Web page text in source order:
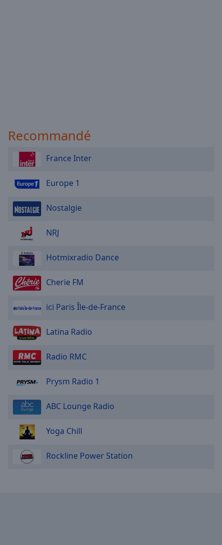
Recommandé
France Inter
Europe 1
Nostalgie
NRJ
Hotmixradio Dance
Cherie FM
ici Paris Île-de-France
Latina Radio
Radio RMC
Prysm Radio 1
ABC Lounge Radio
Yoga Chill
Rockline Power Station